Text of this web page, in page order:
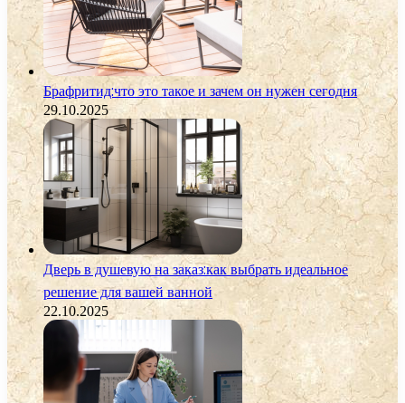
Брафритид:что это такое и зачем он нужен сегодня
29.10.2025
Дверь в душевую на заказ:как выбрать идеальное
решение для вашей ванной
22.10.2025